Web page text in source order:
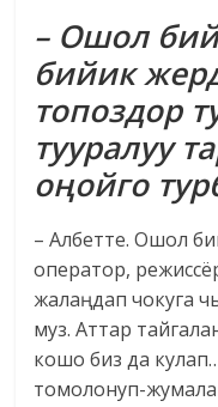
– Ошол
бийик
топоздор
тууралуу
оңойго
– Албетте. Ошол
оператор,
жалаңдап чокуга
муз. Аттар
кошо биз да
томолонуп-